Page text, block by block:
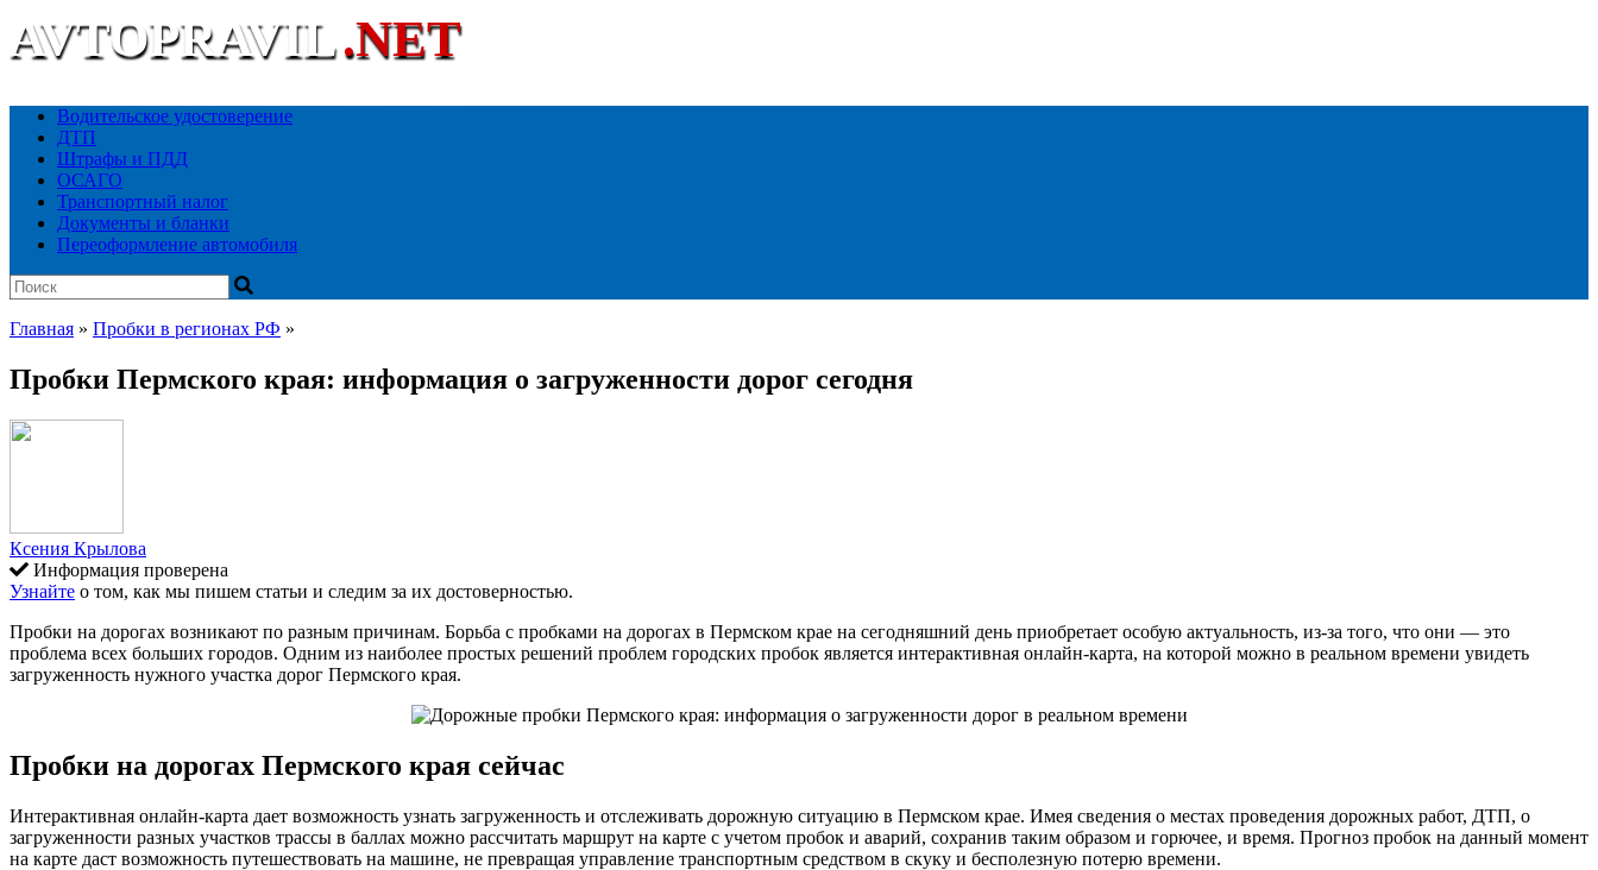
AVTOPRAVIL.NET
Водительское удостоверение
ДТП
Штрафы и ПДД
ОСАГО
Транспортный налог
Документы и бланки
Переоформление автомобиля
Главная » Пробки в регионах РФ »
Пробки Пермского края: информация о загруженности дорог сегодня
Ксения Крылова
Информация проверена
Узнайте о том, как мы пишем статьи и следим за их достоверностью.
Пробки на дорогах возникают по разным причинам. Борьба с пробками на дорогах в Пермском крае на сегодняшний день приобретает особую актуальность, из-за того, что они — это
проблема всех больших городов. Одним из наиболее простых решений проблем городских пробок является интерактивная онлайн-карта, на которой можно в реальном времени увидеть
загруженность нужного участка дорог Пермского края.
Пробки на дорогах Пермского края сейчас
Интерактивная онлайн-карта дает возможность узнать загруженность и отслеживать дорожную ситуацию в Пермском крае. Имея сведения о местах проведения дорожных работ, ДТП, о
загруженности разных участков трассы в баллах можно рассчитать маршрут на карте с учетом пробок и аварий, сохранив таким образом и горючее, и время. Прогноз пробок на данный момент
на карте даст возможность путешествовать на машине, не превращая управление транспортным средством в скуку и бесполезную потерю времени.